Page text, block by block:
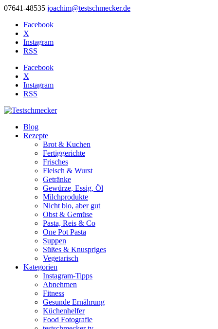
07641-48535 joachim@testschmecker.de
Facebook
X
Instagram
RSS
Facebook
X
Instagram
RSS
Blog
Rezepte
Brot & Kuchen
Fertiggerichte
Frisches
Fleisch & Wurst
Getränke
Gewürze, Essig, Öl
Milchprodukte
Nicht bio, aber gut
Obst & Gemüse
Pasta, Reis & Co
One Pot Pasta
Suppen
Süßes & Knuspriges
Vegetarisch
Kategorien
Instagram-Tipps
Abnehmen
Fitness
Gesunde Ernährung
Küchenhelfer
Food Fotografie